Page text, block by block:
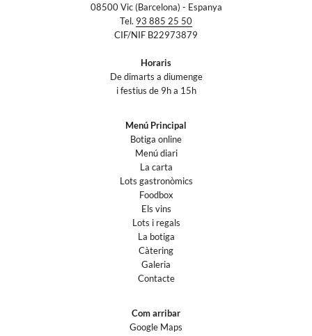
08500 Vic (Barcelona) - Espanya
Tel. 93 885 25 50
CIF/NIF B22973879
Horaris
De dimarts a diumenge
i festius de 9h a 15h
Menú Principal
Botiga online
Menú diari
La carta
Lots gastronòmics
Foodbox
Els vins
Lots i regals
La botiga
Càtering
Galeria
Contacte
Com arribar
Google Maps